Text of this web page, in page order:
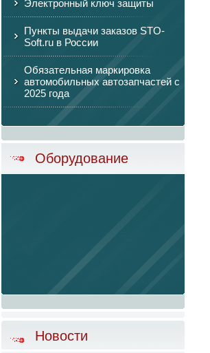
Электронный ключ защиты
Пункты выдачи заказов STO-
Soft.ru в России
Обязательная маркировка
автомобильных автозапчастей с
2025 года
Оборудование
Новости